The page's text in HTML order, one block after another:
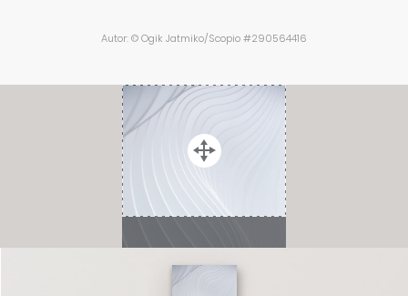
Autor: © Ogik Jatmiko/Scopio #290564416